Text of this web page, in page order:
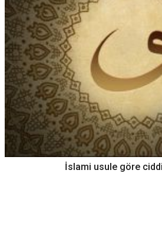
İslami usule göre